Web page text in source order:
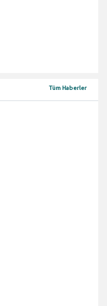
Tüm Haberler